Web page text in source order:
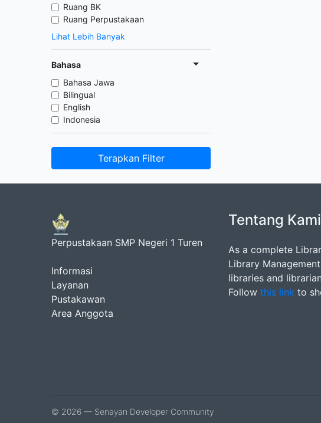
Ruang BK
Ruang Perpustakaan
Lihat Lebih Banyak
Bahasa
Bahasa Jawa
Bilingual
English
Indonesia
Terapkan Filter
Perpustakaan SMP Negeri 1 Turen
Informasi
Layanan
Pustakawan
Area Anggota
Tentang Kami
As a complete
Library
libraries and
Follow this link to
© 2026 — Senayan Developer Community